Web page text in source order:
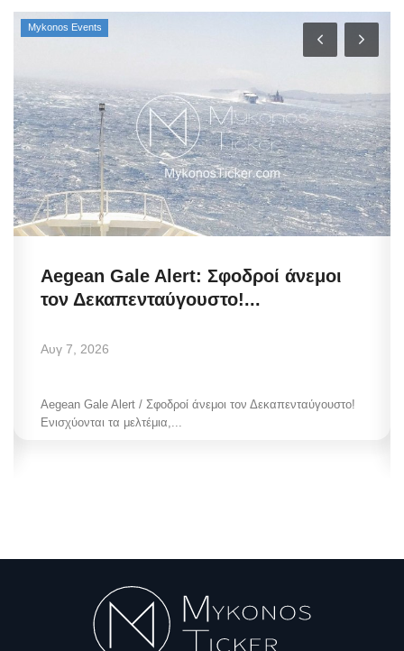
Mykonos Events
Aegean Gale Alert: Σφοδροί άνεμοι
τον Δεκαπενταύγουστο!...
Αυγ 7, 2026
Aegean Gale Alert / Σφοδροί άνεμοι τον Δεκαπενταύγουστο!
Ενισχύονται τα μελτέμια,...